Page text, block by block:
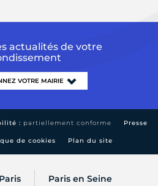
Paris en Seine
actualités de votre
: partiellement conforme Presse
de cookies Plan du site